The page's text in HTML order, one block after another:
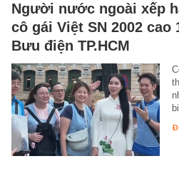
Người nước ngoài xếp
cô gái Việt SN 2002
Bưu điện TP.HCM